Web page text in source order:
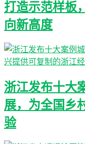
打造示范样板
向新高度
浙江发布十大
展，为全国乡
验